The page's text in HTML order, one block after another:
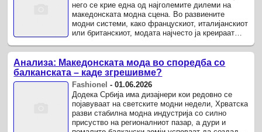
него се крие една од најголемите дилеми на
македонската модна сцена. Во развиените
модни системи, како францускиот, италијанскиот
или британскиот, модата најчесто ја креираат
Анализа: Македонската мода во споредба со
балканската – каде згрешивме?
Fashionel -01.06.2026
Додека Србија има дизајнери кои редовно се
појавуваат на светските модни недели, Хрватска
разви стабилна модна индустрија со силно
присуство на регионалниот пазар, а дури и